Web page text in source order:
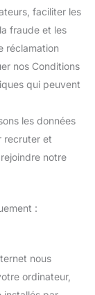
faciliter les
fraude et les
réclamation
nos Conditions
qui peuvent
les données
recruter et
notre
:
nous
ordinateur,